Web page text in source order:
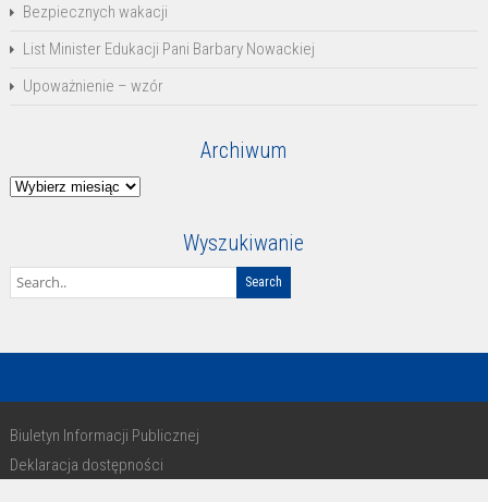
Bezpiecznych wakacji
List Minister Edukacji Pani Barbary Nowackiej
Upoważnienie – wzór
Archiwum
Archiwum
Wyszukiwanie
Biuletyn Informacji Publicznej
Deklaracja dostępności